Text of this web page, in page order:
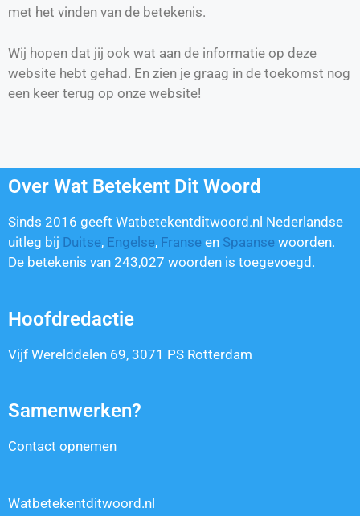
met het vinden van de betekenis.
Wij hopen dat jij ook wat aan de informatie op deze
website hebt gehad. En zien je graag in de toekomst nog
een keer terug op onze website!
Over Wat Betekent Dit Woord
Sinds 2016 geeft Watbetekentditwoord.nl Nederlandse
uitleg bij Duitse, Engelse, Franse en Spaanse woorden.
De betekenis van 243,027 woorden is toegevoegd.
Hoofdredactie
Vijf Werelddelen 69, 3071 PS Rotterdam
Samenwerken?
Contact opnemen
Watbetekentditwoord.nl